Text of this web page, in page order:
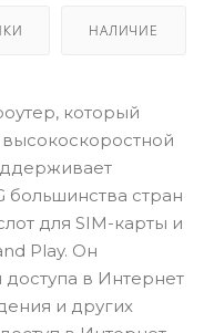
НАЛИЧИЕ
который
большинства стран
для SIM-карты и
Play. Он
доступа в Интернет
и других